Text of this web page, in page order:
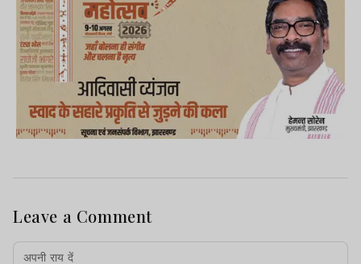
Leave a Comment